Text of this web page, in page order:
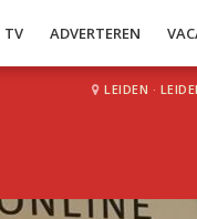
TV ADVERTEREN
LEIDEN ·